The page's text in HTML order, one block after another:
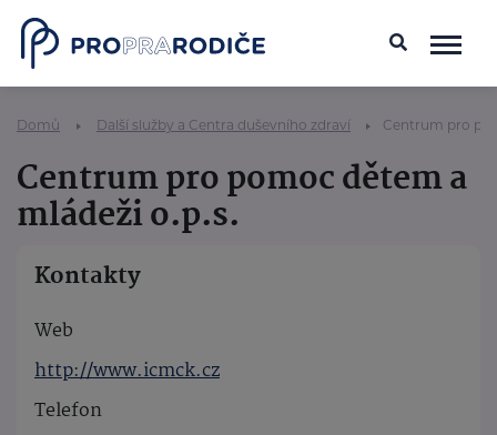
Domů Další služby a Centra duševního zdraví Centrum pro
Centrum pro pomoc dětem a
mládeži o.p.s.
Kontakty
Web
http://www.icmck.cz
Telefon